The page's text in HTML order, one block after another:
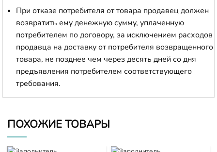
При отказе потребителя от товара продавец должен
возвратить ему денежную сумму, уплаченную
потребителем по договору, за исключением расходов
продавца на доставку от потребителя возвращенного
товара, не позднее чем через десять дней со дня
предъявления потребителем соответствующего
требования.
ПОХОЖИЕ ТОВАРЫ